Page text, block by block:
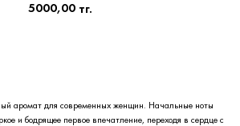
5000,00 тг.
аромат для современных женщин. Начальные ноты
и бодрящее первое впечатление, переходя в сердце с